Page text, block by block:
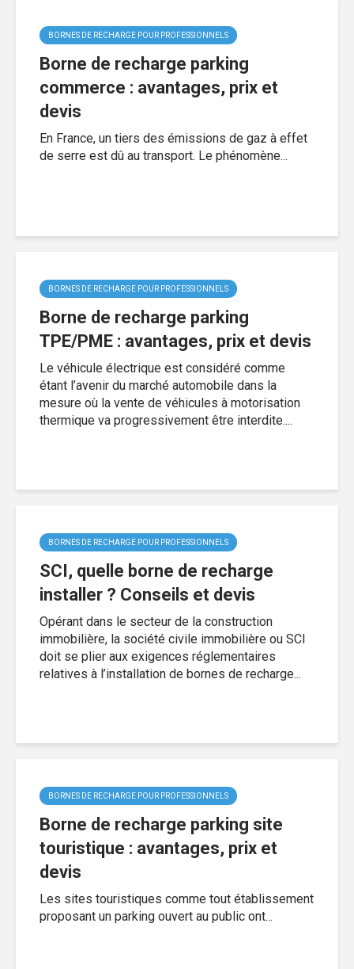
BORNES DE RECHARGE POUR PROFESSIONNELS
Borne de recharge parking
commerce : avantages, prix et
devis
En France, un tiers des émissions de gaz à effet
de serre est dû au transport. Le phénomène...
BORNES DE RECHARGE POUR PROFESSIONNELS
Borne de recharge parking
TPE/PME : avantages, prix et devis
Le véhicule électrique est considéré comme
étant l’avenir du marché automobile dans la
mesure où la vente de véhicules à motorisation
thermique va progressivement être interdite....
BORNES DE RECHARGE POUR PROFESSIONNELS
SCI, quelle borne de recharge
installer ? Conseils et devis
Opérant dans le secteur de la construction
immobilière, la société civile immobilière ou SCI
doit se plier aux exigences réglementaires
relatives à l’installation de bornes de recharge...
BORNES DE RECHARGE POUR PROFESSIONNELS
Borne de recharge parking site
touristique : avantages, prix et
devis
Les sites touristiques comme tout établissement
proposant un parking ouvert au public ont...